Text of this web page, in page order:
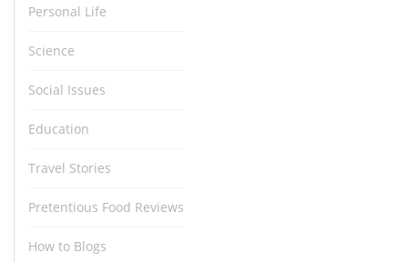
Personal Life
Science
Social Issues
Education
Travel Stories
Pretentious Food Reviews
How to Blogs